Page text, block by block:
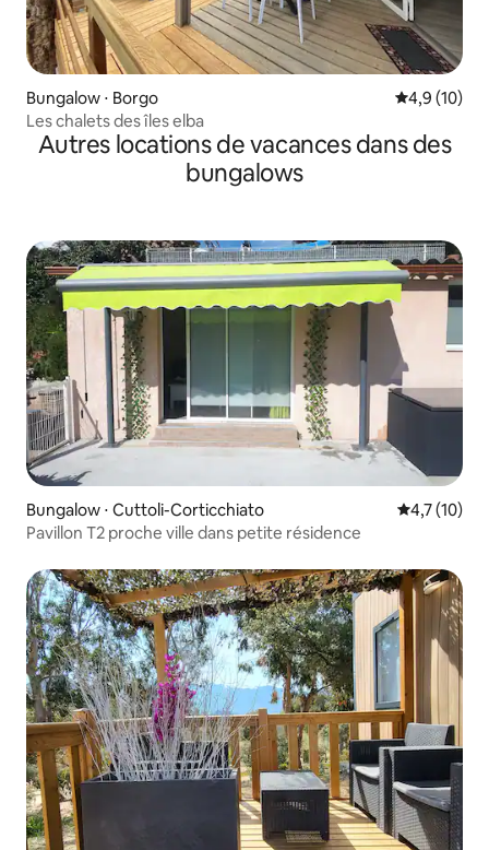
Bungalow ⋅ Borgo Évaluation
4,9 (10)
Les chalets des îles elba
Autres locations de vacances dans des
bungalows
Bungalow ⋅ Cuttoli-Corticchiato Évaluation
4,7 (10)
Pavillon T2 proche ville dans petite résidence